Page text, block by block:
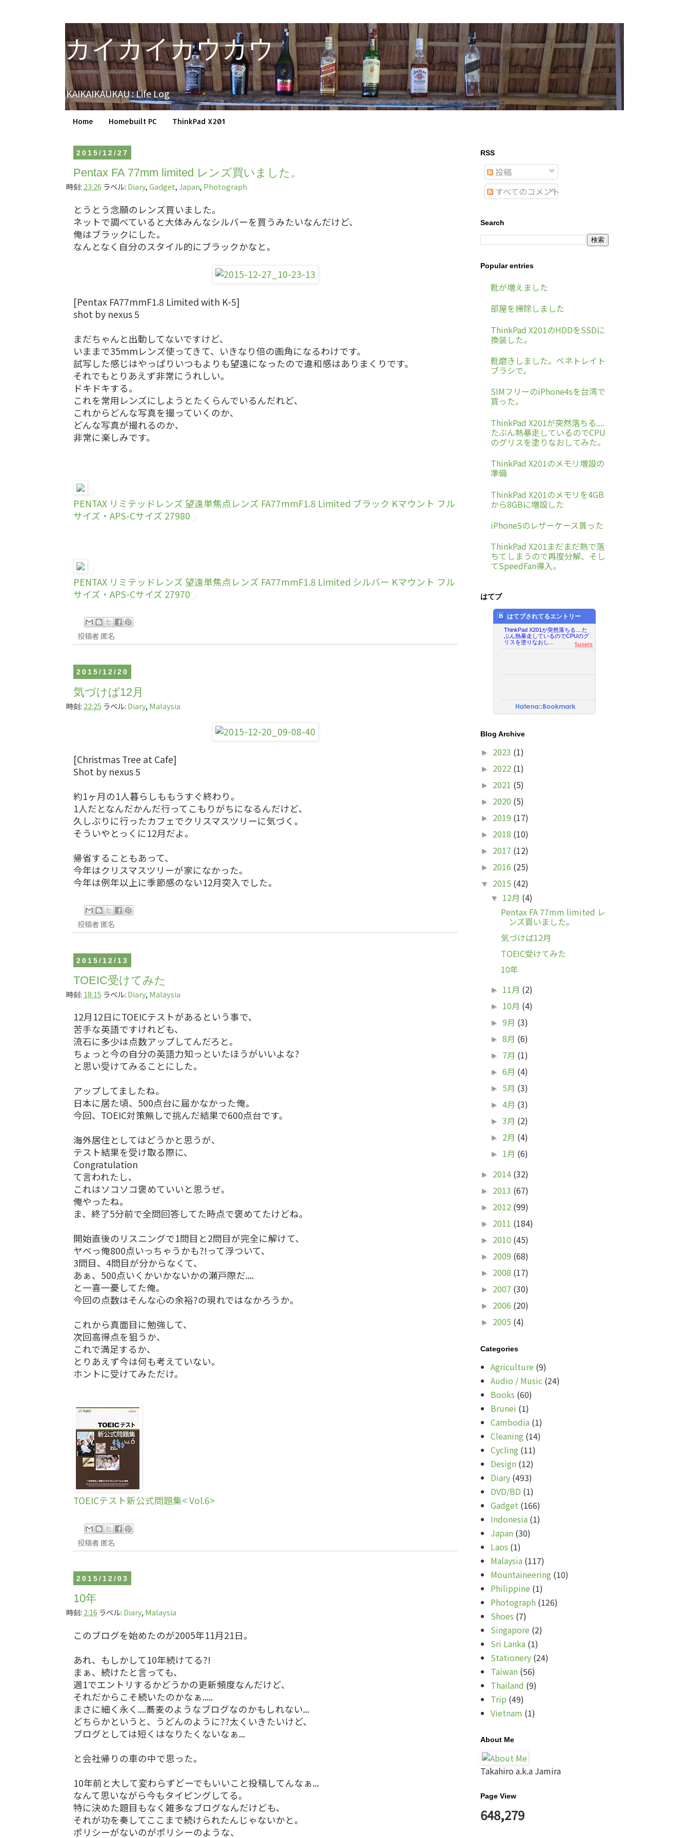
カイカイカウカウ
KAIKAIKAUKAU : Life Log
Home Homebuilt PC ThinkPad X201
2015/12/27
Pentax FA 77mm limited レンズ買いました。
時刻: 23:26 ラベル: Diary,Gadget,Japan, Photograph
とうとう念願のレンズ買いました。
ネットで調べていると大体みんなシルバーを買うみたいなんだけど、
俺はブラックにした。
なんとなく自分のスタイル的にブラックかなと。
[Pentax FA77mmF1.8 Limited with K-5]
shot by nexus 5
まだちゃんと出動してないですけど、
いままで35mmレンズ使ってきて、いきなり倍の画角になるわけです。
試写した感じはやっぱりいつもよりも望遠になったので違和感はありまくりです。
それでもとりあえず非常にうれしい。
ドキドキする。
これを常用レンズにしようとたくらんでいるんだれど、
これからどんな写真を撮っていくのか、
どんな写真が撮れるのか、
非常に楽しみです。
PENTAX リミテッドレンズ 望遠単焦点レンズ FA77mmF1.8 Limited ブラック Kマウント フル
サイズ・APS-Cサイズ 27980
PENTAX リミテッドレンズ 望遠単焦点レンズ FA77mmF1.8 Limited シルバー Kマウント フル
サイズ・APS-Cサイズ 27970
投稿者匿名
2015/12/20
気づけば12月
時刻: 22:25 ラベル: Diary, Malaysia
[Christmas Tree at Cafe]
Shot by nexus 5
約1ヶ月の1人暮らしももうすぐ終わり。
1人だとなんだかんだ行ってこもりがちになるんだけど、
久しぶりに行ったカフェでクリスマスツリーに気づく。
そういやとっくに12月だよ。
帰省することもあって、
今年はクリスマスツリーが家になかった。
今年は例年以上に季節感のない12月突入でした。
投稿者匿名
2015/12/13
TOEIC受けてみた
時刻: 18:15 ラベル: Diary, Malaysia
12月12日にTOEICテストがあるという事で、
苦手な英語ですけれども、
流石に多少は点数アップしてんだろと。
ちょっと今の自分の英語力知っといたほうがいいよな?
と思い受けてみることにした。
アップしてましたね。
日本に居た頃、500点台に届かなかった俺。
今回、TOEIC対策無しで挑んだ結果で600点台です。
海外居住としてはどうかと思うが、
テスト結果を受け取る際に、
Congratulation
て言われたし、
これはソコソコ褒めていいと思うぜ。
俺やったね。
ま、終了5分前で全問回答してた時点で褒めてたけどね。
開始直後のリスニングで1問目と2問目が完全に解けて、
ヤベっ俺800点いっちゃうかも?!って浮ついて、
3問目、4問目が分からなくて、
あぁ、500点いくかいかないかの瀬戸際だ....
と一喜一憂してた俺。
今回の点数はそんな心の余裕?の現れではなかろうか。
これから真面目に勉強して、
次回高得点を狙うか、
これで満足するか、
とりあえず今は何も考えていない。
ホントに受けてみただけ。
TOEICテスト新公式問題集< Vol.6>
投稿者匿名
2015/12/03
10年
時刻: 2:16 ラベル: Diary, Malaysia
このブログを始めたのが2005年11月21日。
あれ、もしかして10年続けてる?!
まぁ、続けたと言っても、
週1でエントリするかどうかの更新頻度なんだけど、
それだからこそ続いたのかなぁ.....
まさに細く永く....蕎麦のようなブログなのかもしれない...
どちらかというと、うどんのように??太くいきたいけど、
ブログとしては短くはなりたくないなぁ...
と会社帰りの車の中で思った。
10年前と大して変わらずどーでもいいこと投稿してんなぁ...
なんて思いながら今もタイピングしてる。
特に決めた題目もなく雑多なブログなんだけども、
それが功を奏してここまで続けられたんじゃないかと。
ポリシーがないのがポリシーのような、
RSS
投稿
すべてのコメント
Search
Popular entries
靴が増えました
部屋を掃除しました
ThinkPad X201のHDDをSSDに
換装した。
靴磨きしました。ペネトレイト
ブラシで。
SIMフリーのiPhone4sを台湾で
買った。
ThinkPad X201が突然落ちる....
たぶん熱暴走しているのでCPU
のグリスを塗りなおしてみた。
ThinkPad X201のメモリ増設の
準備
ThinkPad X201のメモリを4GB
から8GBに増設した
iPhone5のレザーケース貰った
ThinkPad X201まだまだ熱で落
ちてしまうので再度分解、そし
てSpeedFan導入。
はてブ
はてブされてるエントリー
ThinkPad X201が突然落ちる....た
ぶん熱暴走しているのでCPUのグ
リスを塗りなおし...
5users
Blog Archive
► 2023 (1)
► 2022 (1)
► 2021 (5)
► 2020 (5)
► 2019 (17)
► 2018 (10)
► 2017 (12)
► 2016 (25)
▼ 2015 (42)
▼ 12月 (4)
Pentax FA 77mm limited レ
ンズ買いました。
気づけば12月
TOEIC受けてみた
10年
► 11月 (2)
► 10月 (4)
►9月 (3)
►8月 (6)
► 7月 (1)
►6月 (4)
► 5月 (3)
►4月 (3)
►3月 (2)
► 2月 (4)
► 1月 (6)
► 2014 (32)
► 2013 (67)
► 2012 (99)
► 2011 (184)
► 2010 (45)
► 2009 (68)
► 2008 (17)
► 2007 (30)
► 2006 (20)
► 2005 (4)
Categories
Agriculture (9)
Audio / Music (24)
Books (60)
Brunei (1)
Cambodia (1)
Cleaning (14)
Cycling (11)
Design (12)
Diary (493)
DVD/BD (1)
Gadget (166)
Indonesia (1)
Japan (30)
Laos (1)
Malaysia (117)
Mountaineering (10)
Philippine (1)
Photograph (126)
Shoes (7)
Singapore (2)
Sri Lanka (1)
Stationery (24)
Taiwan (56)
Thailand (9)
Trip (49)
Vietnam (1)
About Me
Takahiro a.k.a Jamira
Page View
648,279